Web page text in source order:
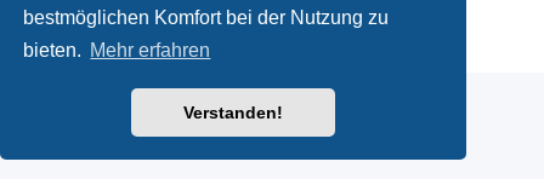
bestmöglichen Komfort bei der Nutzung zu
bieten. Mehr erfahren
Verstanden!
Deutsche Übersetzung durchphpBB.de
Datenschutz